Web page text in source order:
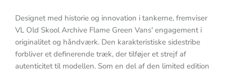
Designet med historie og innovation i tankerne, fremviser
VL Old Skool Archive Flame Green Vans' engagement i
originalitet og håndværk. Den karakteristiske sidestribe
forbliver et definerende træk, der tilføjer et strejf af
autenticitet til modellen. Som en del af den limited edition